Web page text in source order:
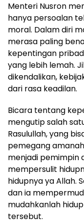
Menteri Nusron
hanya persoalan
moral. Dalam diri
merasa paling
kepentingan
yang lebih lemah.
dikendalikan,
dari rasa keadilan.
Bicara tentang
mengutip salah
Rasulullah, yang
pemegang
menjadi pemimpin
mempersulit
hidupnya ya Allah.
dan ia
mudahkanlah
tersebut.